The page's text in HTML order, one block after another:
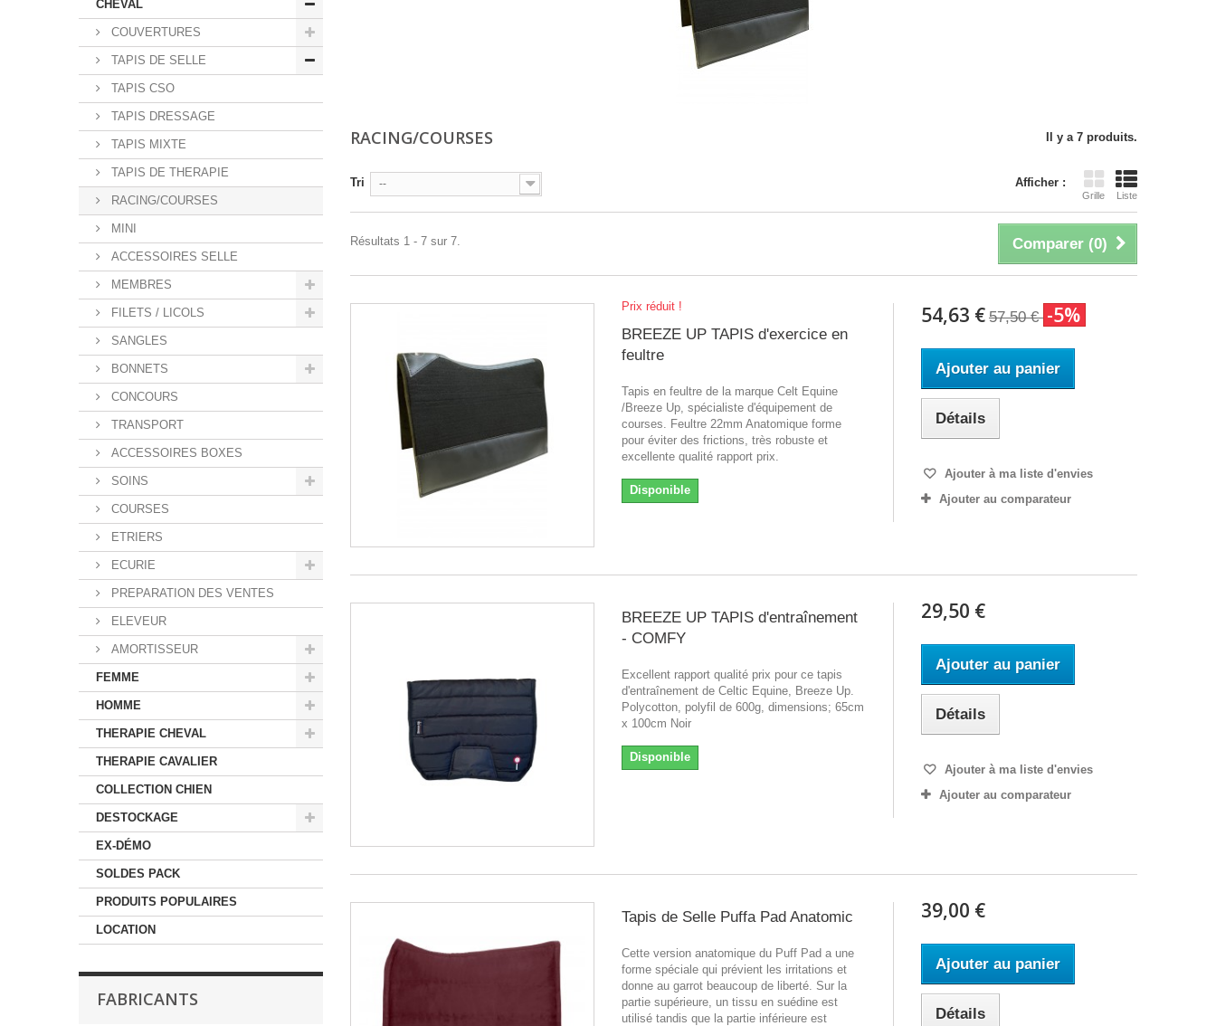
CHEVAL
COUVERTURES
TAPIS DE SELLE
TAPIS CSO
TAPIS DRESSAGE
TAPIS MIXTE
TAPIS DE THERAPIE
RACING/COURSES
MINI
ACCESSOIRES SELLE
MEMBRES
FILETS / LICOLS
SANGLES
BONNETS
CONCOURS
TRANSPORT
ACCESSOIRES BOXES
SOINS
COURSES
ETRIERS
ECURIE
PREPARATION DES VENTES
ELEVEUR
AMORTISSEUR
FEMME
HOMME
THERAPIE CHEVAL
THERAPIE CAVALIER
COLLECTION CHIEN
DESTOCKAGE
EX-DÉMO
SOLDES PACK
PRODUITS POPULAIRES
LOCATION
FABRICANTS
RACING/COURSES Il y a 7 produits.
Afficher :
Grille Liste
Tri --
Comparer (0)
Résultats 1 - 7 sur 7.
Prix réduit !
BREEZE UP TAPIS d'exercice en
feultre
Tapis en feultre de la marque Celt Equine
/Breeze Up, spécialiste d'équipement de
courses. Feultre 22mm Anatomique forme
pour éviter des frictions, très robuste et
excellente qualité rapport prix.
Disponible
54,63 € 57,50 € -5%
Ajouter au panier
Détails
Ajouter à ma liste d'envies
Ajouter au comparateur
BREEZE UP TAPIS d'entraînement
- COMFY
Excellent rapport qualité prix pour ce tapis
d'entraînement de Celtic Equine, Breeze Up.
Polycotton, polyfil de 600g, dimensions; 65cm
x 100cm Noir
Disponible
29,50 €
Ajouter au panier
Détails
Ajouter à ma liste d'envies
Ajouter au comparateur
Tapis de Selle Puffa Pad Anatomic
Cette version anatomique du Puff Pad a une
forme spéciale qui prévient les irritations et
donne au garrot beaucoup de liberté. Sur la
partie supérieure, un tissu en suédine est
utilisé tandis que la partie inférieure est
39,00 €
Ajouter au panier
Détails